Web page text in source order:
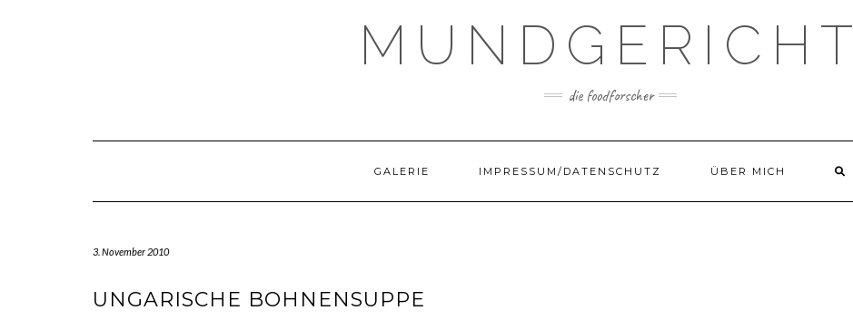
MUNDGERICHT
die foodforscher
GALERIE IMPRESSUM/DATENSCHUTZ ÜBER MICH
3. November 2010
UNGARISCHE BOHNENSUPPE